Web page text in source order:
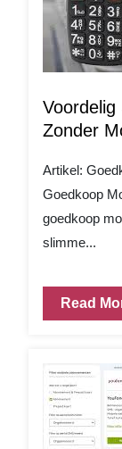
Zonder
Artikel:
Goedkoop
goedkoop
slimme...
Read